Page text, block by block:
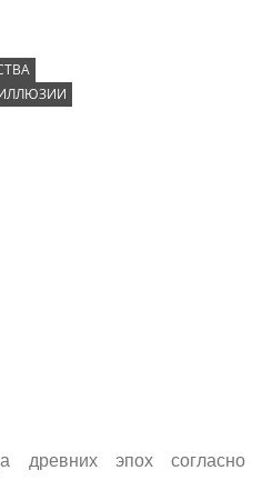
древних эпох согласно